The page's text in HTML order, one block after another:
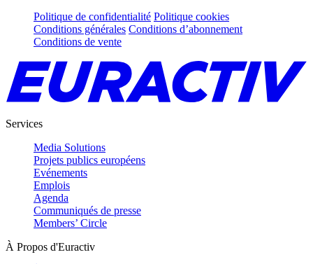
Politique de confidentialité Politique cookies
Conditions générales Conditions d’abonnement
Conditions de vente
Services
Media Solutions
Projets publics européens
Evénements
Emplois
Agenda
Communiqués de presse
Members’ Circle
À Propos d'Euractiv